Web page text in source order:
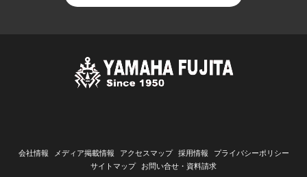
会社情報 メディア掲載情報 アクセスマップ 採用情報
プライバシーポリシー
サイトマップ
お問い合せ・資料請求